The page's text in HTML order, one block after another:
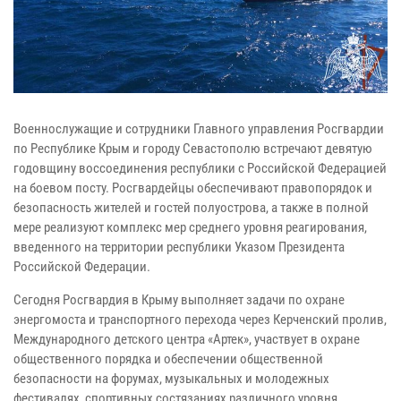
Военнослужащие и сотрудники Главного управления Росгвардии
по Республике Крым и городу Севастополю встречают девятую
годовщину воссоединения республики с Российской Федерацией
на боевом посту. Росгвардейцы обеспечивают правопорядок и
безопасность жителей и гостей полуострова, а также в полной
мере реализуют комплекс мер среднего уровня реагирования,
введенного на территории республики Указом Президента
Российской Федерации.
Сегодня Росгвардия в Крыму выполняет задачи по охране
энергомоста и транспортного перехода через Керченский пролив,
Международного детского центра «Артек», участвует в охране
общественного порядка и обеспечении общественной
безопасности на форумах, музыкальных и молодежных